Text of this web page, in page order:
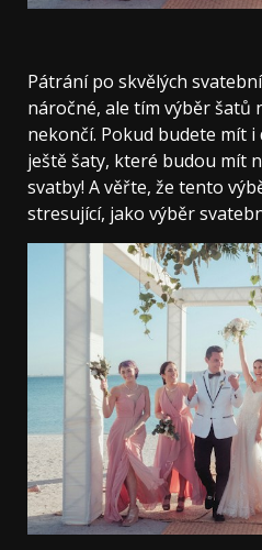
Pátrání po skvělých
náročné, ale tím výběr šatů
nekončí. Pokud budete mít
ještě šaty, které budou mít
svatby! A věřte, že tento
stresující, jako výběr